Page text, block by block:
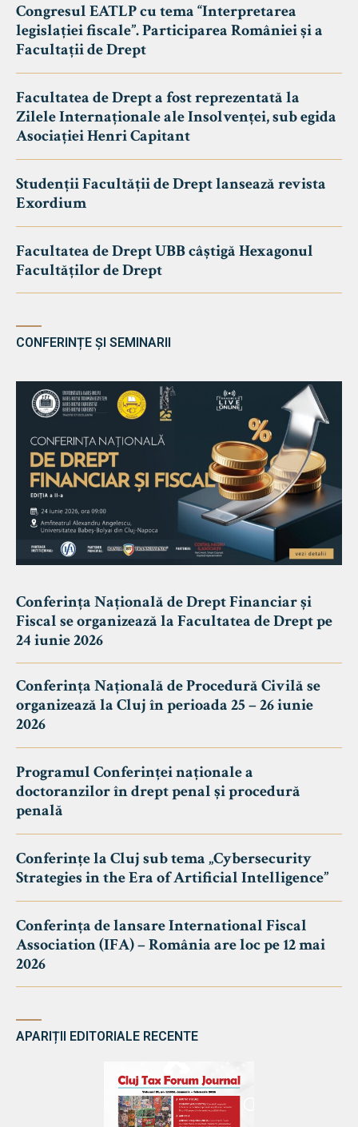
Congresul EATLP cu tema “Interpretarea
legislației fiscale”. Participarea României și a
Facultații de Drept
Facultatea de Drept a fost reprezentată la
Zilele Internaționale ale Insolvenței, sub egida
Asociației Henri Capitant
Studenții Facultății de Drept lansează revista
Exordium
Facultatea de Drept UBB câștigă Hexagonul
Facultăților de Drept
CONFERINȚE ȘI SEMINARII
Conferința Națională de Drept Financiar și
Fiscal se organizează la Facultatea de Drept pe
24 iunie 2026
Conferința Națională de Procedură Civilă se
organizează la Cluj în perioada 25 – 26 iunie
2026
Programul Conferinței naționale a
doctoranzilor în drept penal și procedură
penală
Conferințe la Cluj sub tema „Cybersecurity
Strategies in the Era of Artificial Intelligence”
Conferința de lansare International Fiscal
Association (IFA) – România are loc pe 12 mai
2026
APARIȚII EDITORIALE RECENTE